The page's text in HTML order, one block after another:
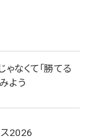
ゃなくて「勝てる
よう
ス2026